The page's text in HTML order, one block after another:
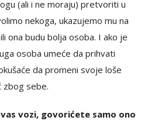
(ali i ne moraju) pretvoriti u
nekoga, ukazujemo mu na
ona budu bolja osoba. I ako je
osoba umeće da prihvati
da promeni svoje loše
zbog sebe.
vozi, govorićete samo ono